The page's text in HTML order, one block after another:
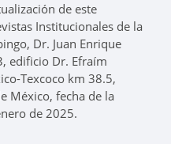
de este
Institucionales de la
Dr. Juan Enrique
edificio Dr. Efraím
Texcoco km 38.5,
México, fecha de la
de 2025.